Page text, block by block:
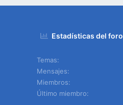
Estadísticas del foro
Temas
Mensajes
Miembros
Último miembro